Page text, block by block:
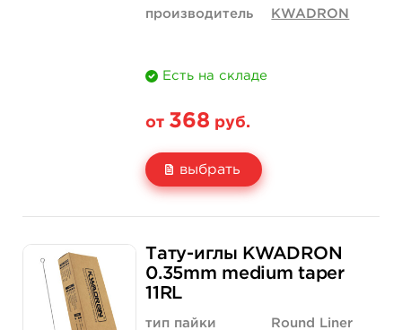
производитель
KWADRON
Есть на складе
от 368 руб.
выбрать
Цена
Количество
368 руб. 3 500 руб.
Тату-иглы KWADRON
0.35mm medium taper
11RL
тип пайки
Round Liner